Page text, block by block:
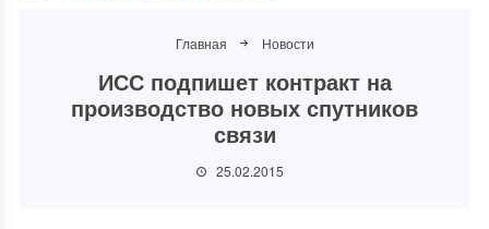
Главная Новости
ИСС подпишет контракт на
производство новых спутников
связи
25.02.2015